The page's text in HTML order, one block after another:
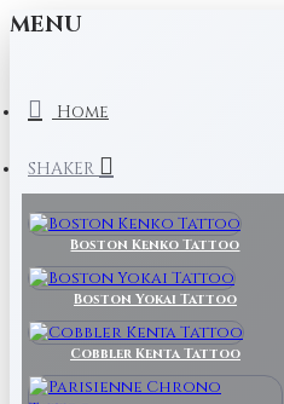
MENU
Home
SHAKER
Boston Kenko Tattoo
Boston Yokai Tattoo
Cobbler Kenta Tattoo